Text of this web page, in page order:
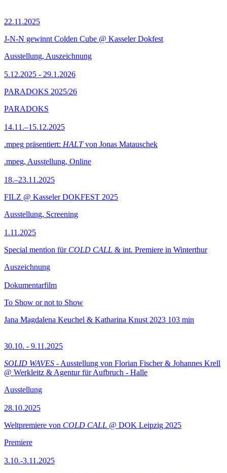
22.11.2025
J-N-N gewinnt Colden Cube @ Kasseler Dokfest
Ausstellung, Auszeichnung
5.12.2025 - 29.1.2026
PARADOKS 2025/26
PARADOKS
14.11.–15.12.2025
.mpeg präsentiert: HALTvon Jonas Matauschek
.mpeg, Ausstellung, Online
18.–23.11.2025
FILZ @ Kasseler DOKFEST 2025
Ausstellung, Screening
1.11.2025
Special mention für COLD CALL & int. Premiere in Winterthur
Auszeichnung
Dokumentarfilm
To Show or not to Show
Jana Magdalena Keuchel & Katharina Knust 2023 103 min
30.10. - 9.11.2025
SOLID WAVES - Ausstellung von Florian Fischer & Johannes Krell
@ Werkleitz & Agentur für Aufbruch - Halle
Ausstellung
28.10.2025
Weltpremiere von COLD CALL @ DOK Leipzig 2025
Premiere
3.10.-3.11.2025